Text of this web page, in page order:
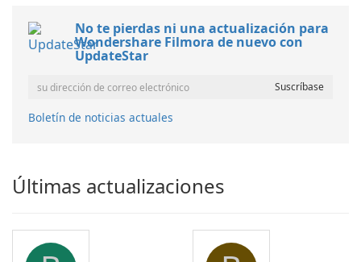
No te pierdas ni una actualización para
Wondershare Filmora de nuevo con
UpdateStar
Boletín de noticias actuales
Últimas actualizaciones